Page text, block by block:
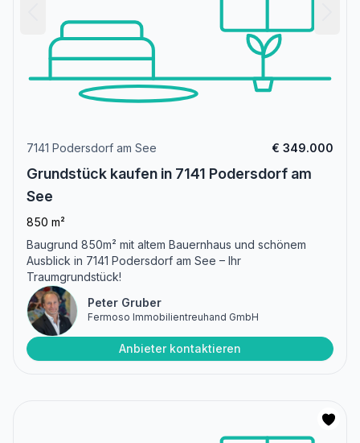
7141 Podersdorf am See € 349.000
Grundstück kaufen in 7141 Podersdorf am
See
850 m²
Baugrund 850m² mit altem Bauernhaus und schönem
Ausblick in 7141 Podersdorf am See – Ihr
Traumgrundstück!
Peter Gruber
Fermoso Immobilientreuhand GmbH
Anbieter kontaktieren